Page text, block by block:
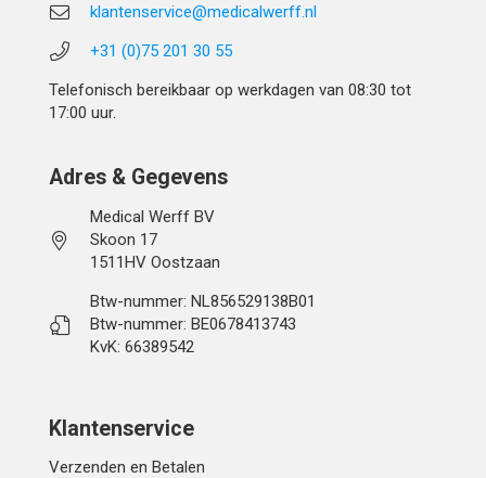
klantenservice@medicalwerff.nl
+31 (0)75 201 30 55
Telefonisch bereikbaar op werkdagen van 08:30 tot
17:00 uur.
Adres & Gegevens
Medical Werff BV
Skoon 17
1511HV Oostzaan
Btw-nummer: NL856529138B01
Btw-nummer: BE0678413743
KvK: 66389542
Klantenservice
Verzenden en Betalen